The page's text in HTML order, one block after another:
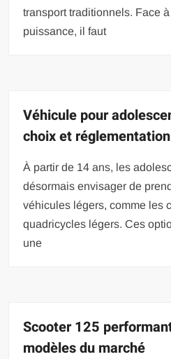
transport traditionnels. Face
puissance, il faut
Véhicule pour
choix et réglementation
À partir de 14 ans, les
désormais envisager de
véhicules légers, comme les
quadricycles légers. Ces
une
Scooter 125
modèles du marché